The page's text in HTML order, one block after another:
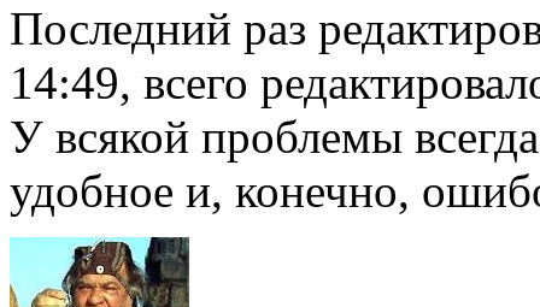
Последний раз
14:49, всего
У всякой проблемы
удобное и, конечно,